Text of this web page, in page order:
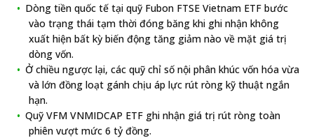
Dòng tiền quốc tế tại quỹ Fubon FTSE Vietnam ETF bước
vào trạng thái tạm thời đóng băng khi ghi nhận không
xuất hiện bất kỳ biến động tăng giảm nào về mặt giá trị
dòng vốn.
Ở chiều ngược lại, các quỹ chỉ số nội phân khúc vốn hóa vừa
và lớn đồng loạt gánh chịu áp lực rút ròng kỹ thuật ngắn
hạn.
Quỹ VFM VNMIDCAP ETF ghi nhận giá trị rút ròng toàn
phiên vượt mức 6 tỷ đồng.